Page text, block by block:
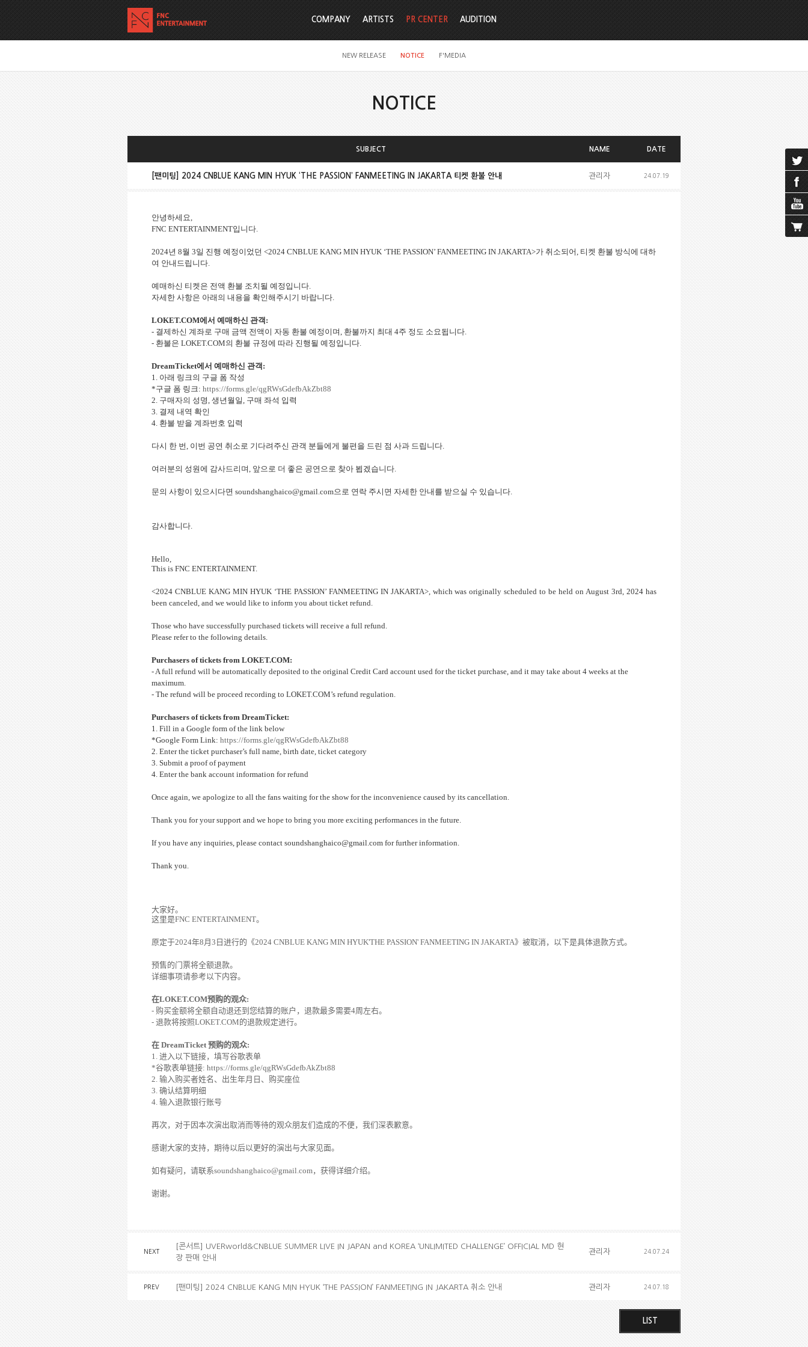
COMPANY ARTISTS PR CENTER
NEW RELEASE NOTICE F'MEDIA
AUDITION
NOTICE
SUBJECT NAME DATE
[팬미팅] 2024 CNBLUE KANG MIN HYUK ‘THE PASSION’ FANMEETING IN JAKARTA 티켓 환불 안내 관리자 24.07.19
안녕하세요,
FNC ENTERTAINMENT입니다.
2024년 8월 3일 진행 예정이었던 <2024 CNBLUE KANG MIN HYUK ‘THE PASSION’ FANMEETING IN JAKARTA>가 취소되어, 티켓 환불 방식에 대하
여 안내드립니다.
예매하신 티켓은 전액 환불 조치될 예정입니다.
자세한 사항은 아래의 내용을 확인해주시기 바랍니다.
LOKET.COM에서 예매하신 관객 :
- 결제하신 계좌로 구매 금액 전액이 자동 환불 예정이며, 환불까지 최대 4주 정도 소요됩니다.
- 환불은 LOKET.COM의 환불 규정에 따라 진행될 예정입니다.
DreamTicket에서 예매하신 관객 :
1. 아래 링크의 구글 폼 작성
*구글 폼 링크: https://forms.gle/qgRWsGdefbAkZbt88
2. 구매자의 성명, 생년월일, 구매 좌석 입력
3. 결제 내역 확인
4. 환불 받을 계좌번호 입력
다시 한 번, 이번 공연 취소로 기다려주신 관객 분들에게 불편을 드린 점 사과 드립니다.
여러분의 성원에 감사드리며, 앞으로 더 좋은 공연으로 찾아 뵙겠습니다.
문의 사항이 있으시다면 soundshanghaico@gmail.com으로 연락 주시면 자세한 안내를 받으실 수 있습니다.
감사합니다.
Hello,
This is FNC ENTERTAINMENT.
<2024 CNBLUE KANG MIN HYUK ‘THE PASSION’ FANMEETING IN JAKARTA>, which was originally scheduled to be held on August 3rd, 2024 has
been canceled, and we would like to inform you about ticket refund.
Those who have successfully purchased tickets will receive a full refund.
Please refer to the following details.
Purchasers of tickets from LOKET.COM:
- A full refund will be automatically deposited to the original Credit Card account used for the ticket purchase, and it may take about 4 weeks at the
maximum.
- The refund will be proceed recording to LOKET.COM’s refund regulation.
Purchasers of tickets from DreamTicket:
1. Fill in a Google form of the link below
*Google Form Link: https://forms.gle/qgRWsGdefbAkZbt88
2. Enter the ticket purchaser’s full name, birth date, ticket category
3. Submit a proof of payment
4. Enter the bank account information for refund
Once again, we apologize to all the fans waiting for the show for the inconvenience caused by its cancellation.
Thank you for your support and we hope to bring you more exciting performances in the future.
If you have any inquiries, please contact soundshanghaico@gmail.com for further information.
Thank you.
大家好。
这里是FNC ENTERTAINMENT。
原定于2024年8月 3 日 进行的《2024 CNBLUE KANG MIN HYUK'THE PASSION' FANMEETING IN JAKARTA》被取消，以下是具体退款方式。
预售的门票将全额退款。
详细事项请参考以下内容。
在LOKET.COM预购的观众:
- 购买金额将全额自动退还到 您结算的账户 ，退款最多需要4周左右。
- 退款将按照LOKET.COM的退款规定进行。
在 DreamTicket预购的观众:
1. 进入以下链接， 填写谷歌表单
*谷歌表单链接: https://forms.gle/qgRWsGdefbAkZbt88
2. 输入购买者姓名、出生年月日、 购买座位
3. 确认结算明细
4. 输入退款银行账号
再次， 对于因本次演出取消而等待的观众朋友们造成的不便，我们深表歉意。
感谢大家的支持，期待以后以更好的演出与大家 见面。
如有疑问 ， 请联系soundshanghaico@gmail.com， 获得详细介绍。
谢谢。
NEXT
[콘서트] UVERworld&CNBLUE SUMMER LIVE IN JAPAN and KOREA ‘UNLIMITED CHALLENGE’ OFFICIAL MD 현
장 판매 안내
관리자 24.07.24
PREV [팬미팅] 2024 CNBLUE KANG MIN HYUK ‘THE PASSION’ FANMEETING IN JAKARTA 취소 안내 관리자 24.07.18
LIST